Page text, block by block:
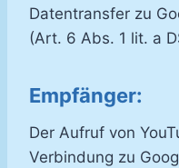
Datentransfer zu
(Art. 6 Abs. 1 lit. a
Empfänger:
Der Aufruf von
Verbindung zu